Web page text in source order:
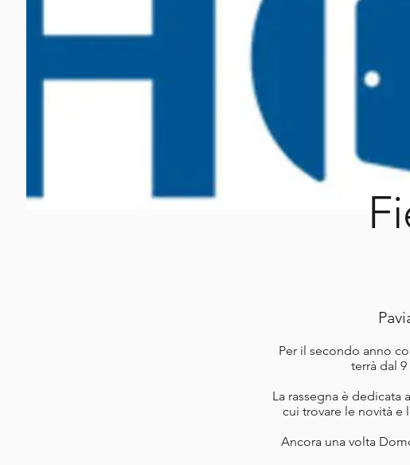
Per il secondo anno
terrà dal 9
La rassegna è
cui trovare le novità e
Ancora una volta